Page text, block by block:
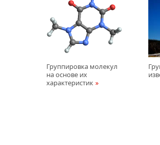
Группировка молекул
на основе их
характеристик